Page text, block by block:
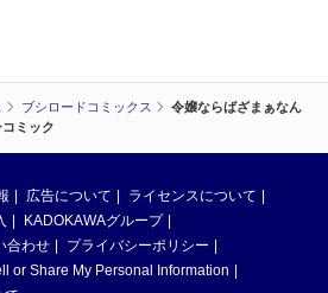
ブシロードコミックス
令嬢ならばざまぁなん
ミック
広告について
ライセンスについて
KADOKAWAグループ
合わせ
プライバシーポリシー
or Share My Personal Information